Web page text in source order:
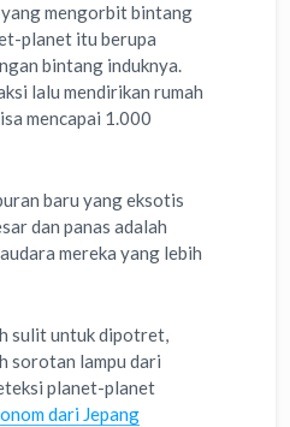
mengorbit bintang
planet itu berupa
bintang induknya.
lalu mendirikan rumah
mencapai 1.000
baru yang eksotis
dan panas adalah
mereka yang lebih
sulit untuk dipotret,
sorotan lampu dari
planet-planet
dari Jepang